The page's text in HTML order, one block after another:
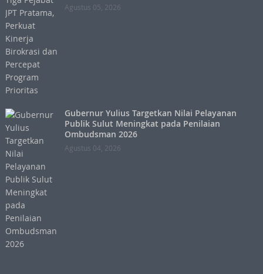
Agustus 05, 2026
Gubernur Yulius Targetkan Nilai Pelayanan
Publik Sulut Meningkat pada Penilaian
Ombudsman 2026
Agustus 04, 2026